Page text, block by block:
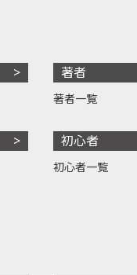
著者
著者一覧
初心者
初心者一覧